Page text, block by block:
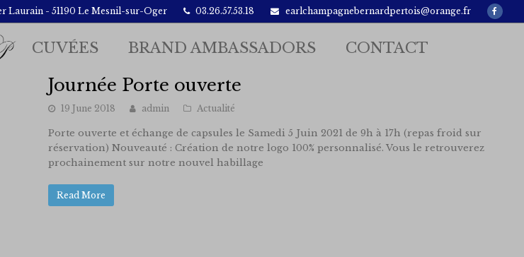
Laurain - 51190 Le Mesnil-sur-Oger 03.26.57.53.18 earlchampagnebernardpertois@orange.fr
CUVÉES BRAND AMBASSADORS CONTACT
Journée Porte ouverte
19 June 2018 admin Actualité
Porte ouverte et échange de capsules le Samedi 5 Juin 2021 de 9h à 17h (repas froid sur
réservation) Nouveauté : Création de notre logo 100% personnalisé. Vous le retrouverez
prochainement sur notre nouvel habillage
Read More